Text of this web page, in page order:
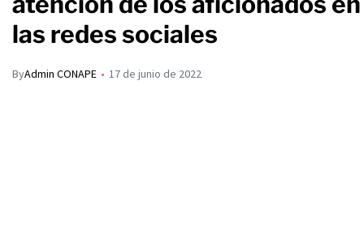
las redes sociales
ByAdmin CONAPE 17 de junio de 2022